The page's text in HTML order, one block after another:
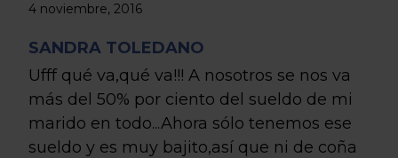
4 noviembre, 2016
SANDRA TOLEDANO
Ufff qué va,qué va!!! A nosotros se nos va
más del 50% por ciento del sueldo de mi
marido en todo...Ahora sólo tenemos ese
sueldo y es muy bajito,así que ni de coña